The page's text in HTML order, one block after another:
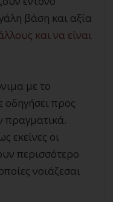
βάση και αξία
και να είναι
με το
οδηγήσει προς
πραγματικά.
εκείνες οι
περισσότερο
νοιάζεσαι